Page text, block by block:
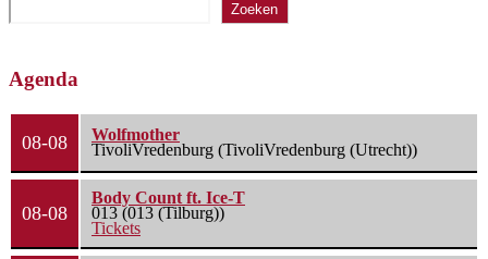
Zoeken
Agenda
08-08
Wolfmother
TivoliVredenburg (TivoliVredenburg (Utrecht))
08-08
Body Count ft. Ice-T
013 (013 (Tilburg))
Tickets